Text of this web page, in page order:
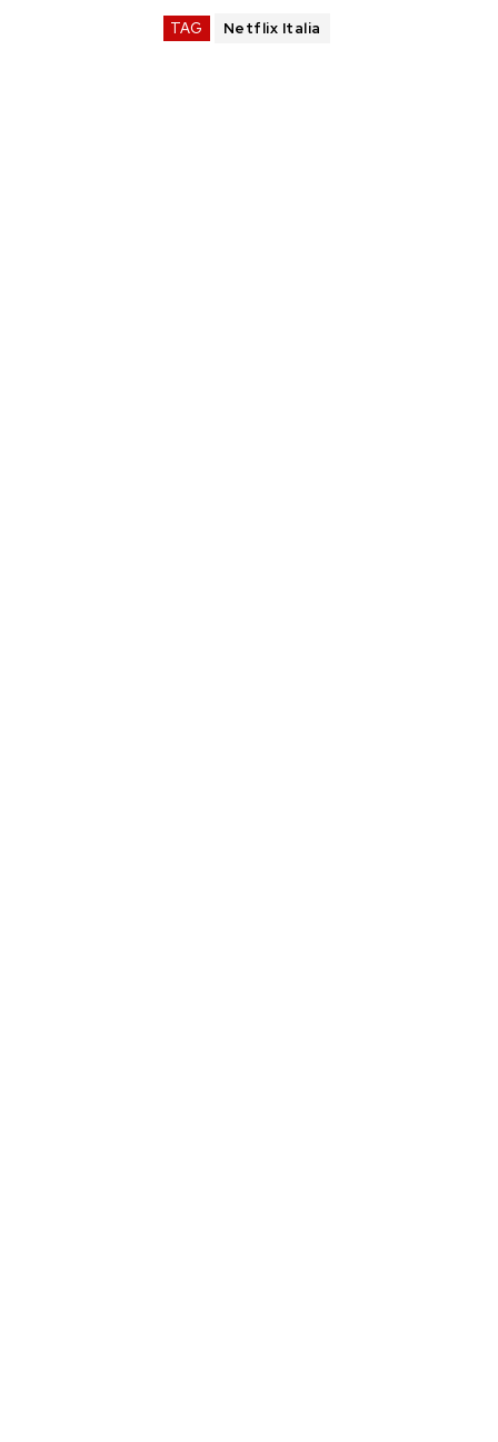
TAG Netflix Italia